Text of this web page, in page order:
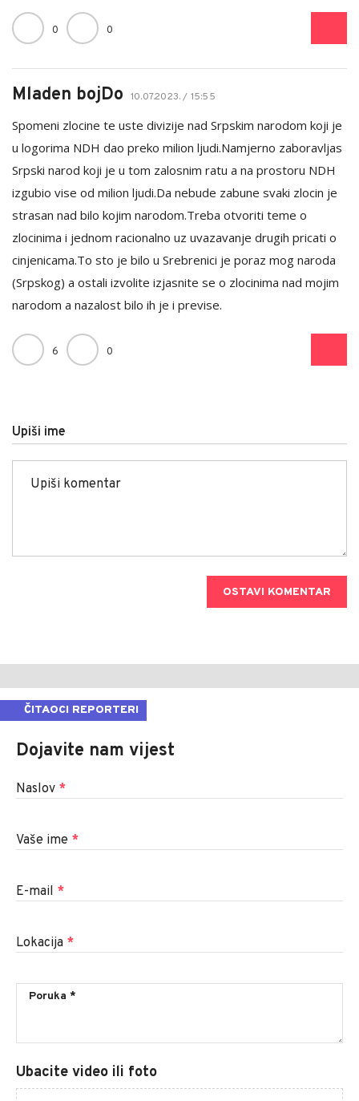
0 0
Mladen bojDo 10.07.2023. / 15:55
Spomeni zlocine te uste divizije nad Srpskim narodom koji je
u logorima NDH dao preko milion ljudi.Namjerno zaboravljas
Srpski narod koji je u tom zalosnim ratu a na prostoru NDH
izgubio vise od milion ljudi.Da nebude zabune svaki zlocin je
strasan nad bilo kojim narodom.Treba otvoriti teme o
zlocinima i jednom racionalno uz uvazavanje drugih pricati o
cinjenicama.To sto je bilo u Srebrenici je poraz mog naroda
(Srpskog) a ostali izvolite izjasnite se o zlocinima nad mojim
narodom a nazalost bilo ih je i previse.
6 0
Upiši ime
OSTAVI KOMENTAR
ČITAOCI REPORTERI
Dojavite nam vijest
Naslov *
Vaše ime *
E-mail *
Lokacija *
Ubacite video ili foto